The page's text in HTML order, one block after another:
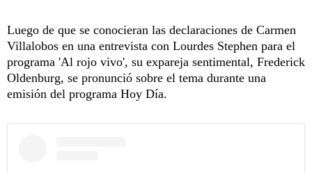
Luego de que se conocieran las declaraciones de Carmen
Villalobos en una entrevista con Lourdes Stephen para el
programa 'Al rojo vivo', su expareja sentimental, Frederick
Oldenburg, se pronunció sobre el tema durante una
emisión del programa Hoy Día.